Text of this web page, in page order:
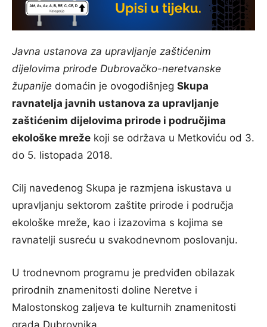
Javna ustanova za upravljanje zaštićenim
dijelovima prirode Dubrovačko-neretvanske
županije domaćin je ovogodišnjeg Skupa
ravnatelja javnih ustanova za upravljanje
zaštićenim dijelovima prirode i područjima
ekološke mreže koji se održava u Metkoviću od 3.
do 5. listopada 2018.
Cilj navedenog Skupa je razmjena iskustava u
upravljanju sektorom zaštite prirode i područja
ekološke mreže, kao i izazovima s kojima se
ravnatelji susreću u svakodnevnom poslovanju.
U trodnevnom programu je predviđen obilazak
prirodnih znamenitosti doline Neretve i
Malostonskog zaljeva te kulturnih znamenitosti
grada Dubrovnika.